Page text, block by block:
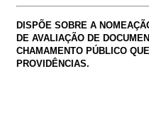
DISPÕE SOBRE A
DE AVALIAÇÃO DE
CHAMAMENTO PÚBLICO
PROVIDÊNCIAS.